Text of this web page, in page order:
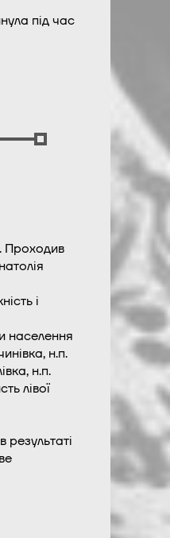
під час
Проходив
і
населення
н.п.
н.п.
лівої